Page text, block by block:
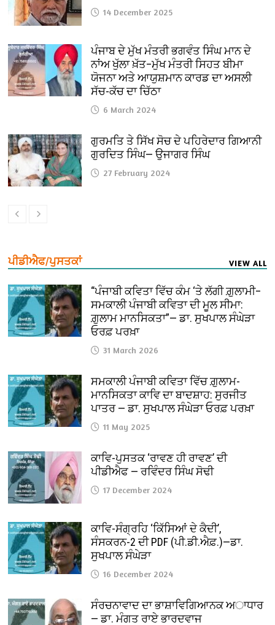
14 December 2025
ਪੰਜਾਬ ਦੇ ਮੁੱਖ ਮੰਤਰੀ ਭਗਵੰਤ ਸਿੰਘ ਮਾਨ ਦੇ
ਨਾਂਅ ਖੁੱਲਾ ਖ਼ੱਤ–ਮੁੱਖ ਮੰਤਰੀ ਸਿਹਤ ਬੀਮਾ
ਯੋਜਨਾ ਅਤੇ ਆਯੁਸ਼ਮਾਨ ਕਾਰਡ ਦਾ ਅਸਲੀ
ਸੱਚ-ਕੱਚ ਦਾ ਚਿੱਠਾ
6 March 2024
ਗੁਰਮਤਿ ਤੇ ਸਿੱਖ ਸੋਚ ਦੇ ਪਹਿਰੇਦਾਰ ਗਿਆਨੀ
ਗੁਰਦਿਤ ਸਿੰਘ— ਉਜਾਗਰ ਸਿੰਘ
27 February 2024
ਪੀਡੀਐਫ/ਪੁਸਤਕਾਂ VIEW ALL
“ਪੰਜਾਬੀ ਕਵਿਤਾ ਵਿੱਚ ਕੰਮ ‘ਤੇ ਲੱਗੀ ਗ਼ੁਲਾਮੀ–
ਸਮਕਾਲੀ ਪੰਜਾਬੀ ਕਵਿਤਾ ਦੀ ਮੂਲ ਸੀਮਾ:
ਗ਼ੁਲਾਮ ਮਾਨਸਿਕਤਾ”— ਡਾ. ਸੁਖਪਾਲ ਸੰਘੇੜਾ
ਓਰਫ਼ ਪਰਖ਼ਾ
31 March 2026
ਸਮਕਾਲੀ ਪੰਜਾਬੀ ਕਵਿਤਾ ਵਿੱਚ ਗ਼ੁਲਾਮ-
ਮਾਨਸਿਕਤਾ ਕਾਵਿ ਦਾ ਬਾਦਸ਼ਾਹ: ਸੁਰਜੀਤ
ਪਾਤਰ — ਡਾ. ਸੁਖਪਾਲ ਸੰਘੇੜਾ ਓਰਫ਼ ਪਰਖ਼ਾ
11 May 2025
ਕਾਵਿ-ਪੁਸਤਕ ‘ਰਾਵਣ ਹੀ ਰਾਵਣ’ ਦੀ
ਪੀਡੀਐਫ — ਰਵਿੰਦਰ ਸਿੰਘ ਸੋਢੀ
17 December 2024
ਕਾਵਿ-ਸੰਗ੍ਰਹਿ ‘ਕਿੱਸਿਆਂ ਦੇ ਕੈਦੀ’,
ਸੰਸਕਰਨ-2 ਦੀ PDF (ਪੀ.ਡੀ.ਐਫ਼.)—ਡਾ.
ਸੁਖਪਾਲ ਸੰਘੇੜਾ
16 December 2024
ਸੰਰਚਨਾਵਾਦ ਦਾ ਭਾਸ਼ਾਵਿਗਿਆਨਕ ਅਾਧਾਰ
— ਡਾ. ਮੰਗਤ ਰਾਏ ਭਾਰਦਵਾਜ